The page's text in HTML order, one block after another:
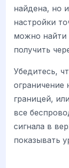
найдена, но
настройки
можно найти
получить
Убедитесь,
ограничение
границей,
все
сигнала в
показывать